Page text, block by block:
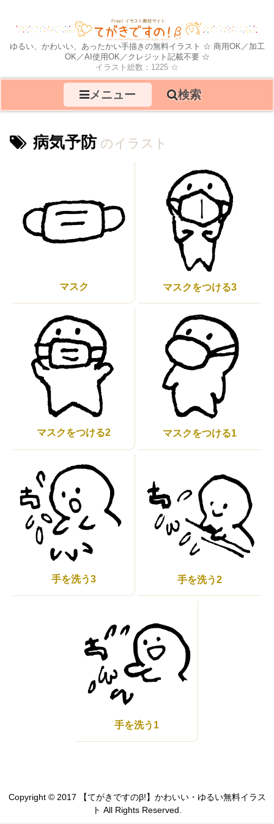
ゆるい、かわいい、あったかい手描きの無料イラスト ☆ 商用OK／加工
OK／AI使用OK／クレジット記載不要 ☆
イラスト総数：1225 ☆
メニュー 検索
病気予防
マスク マスクをつける3
マスクをつける2 マスクをつける1
手を洗う3 手を洗う2
手を洗う1
Copyright © 2017 【てがきですのβ!】かわいい・ゆるい無料イラス
ト All Rights Reserved.